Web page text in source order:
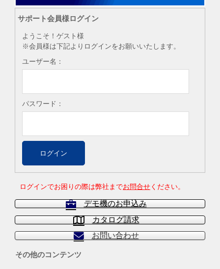
サポート会員様ログイン
ようこそ！ゲスト様
※会員様は下記よりログインをお願いいたします。
ユーザー名：
パスワード：
ログインでお困りの際は弊社までお問合せください。
デモ機のお申込み
カタログ請求
お問い合わせ
その他のコンテンツ